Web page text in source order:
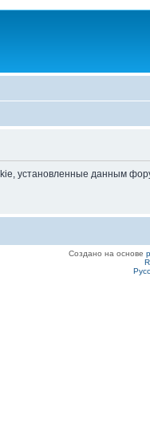
установленные данным
Создано на основе